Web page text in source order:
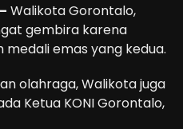
Walikota Gorontalo,
gembira karena
emas yang kedua.
olahraga, Walikota juga
Ketua KONI Gorontalo,